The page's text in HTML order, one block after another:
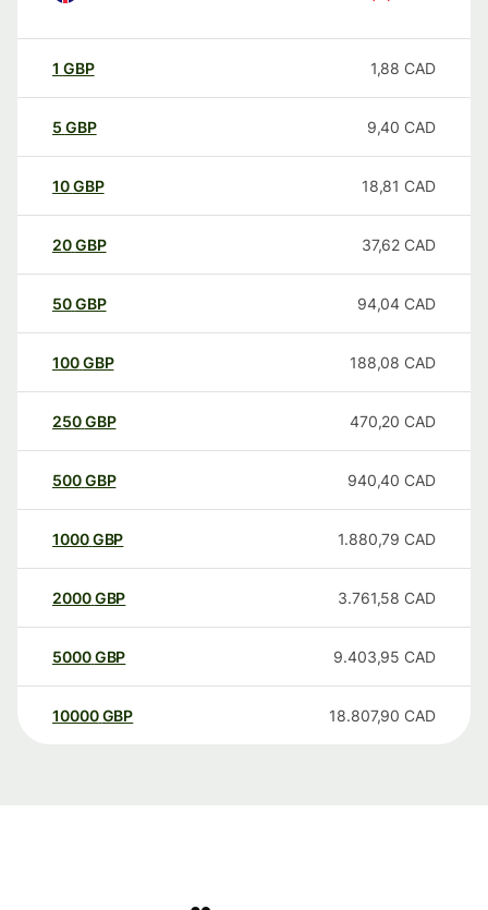
1 GBP 1,88 CAD
5 GBP 9,40 CAD
10GBP 18,81 CAD
20GBP 37,62 CAD
50GBP 94,04 CAD
100GBP 188,08 CAD
250GBP 470,20 CAD
500GBP 940,40 CAD
1000GBP 1.880,79 CAD
2000GBP 3.761,58 CAD
5000GBP 9.403,95 CAD
10000 GBP 18.807,90 CAD